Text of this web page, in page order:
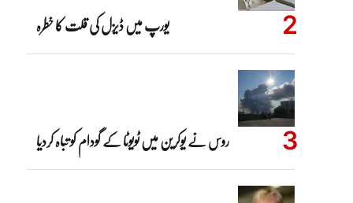
یورپ میں ڈیزل کی قلت کا خطرہ
روس نے یوکرین میں ٹویوٹا کے گودام کو تباہ کردیا